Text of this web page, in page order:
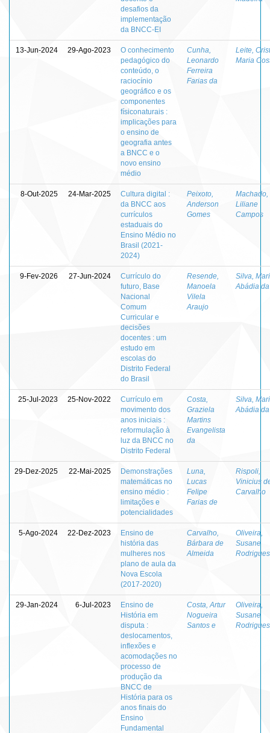
desafios da
implementação
da BNCC-EI
13-Jun-2024 29-Ago-2023
O conhecimento
pedagógico do
conteúdo, o
raciocínio
geográfico e os
componentes
físiconaturais :
implicações para
o ensino de
geografia antes
a BNCC e o
novo ensino
médio
Cunha,
Leonardo
Ferreira
Farias da
Leite,
Maria
8-Out-2025 24-Mar-2025
Cultura digital :
da BNCC aos
currículos
estaduais do
Ensino Médio no
Brasil (2021-
2024)
Peixoto,
Anderson
Gomes
Machado,
Liliane
Campos
9-Fev-2026 27-Jun-2024
Currículo do
futuro, Base
Nacional
Comum
Curricular e
decisões
docentes : um
estudo em
escolas do
Distrito Federal
do Brasil
Resende,
Manoela
Vilela
Araujo
Silva,
Abádia da
25-Jul-2023 25-Nov-2022
Currículo em
movimento dos
anos iniciais :
reformulação à
luz da BNCC no
Distrito Federal
Costa,
Graziela
Martins
Evangelista
da
Silva,
Abádia da
29-Dez-2025 22-Mai-2025
Demonstrações
matemáticas no
ensino médio :
limitações e
potencialidades
Luna,
Lucas
Felipe
Farias de
Rispoli,
Vinicius
Carvalho
5-Ago-2024 22-Dez-2023
Ensino de
história das
mulheres nos
plano de aula da
Nova Escola
(2017-2020)
Carvalho,
Bárbara de
Almeida
Oliveira,
Susane
29-Jan-2024 6-Jul-2023
Ensino de
História em
disputa :
deslocamentos,
inflexões e
acomodações no
processo de
produção da
BNCC de
História para os
anos finais do
Ensino
Fundamental
Costa, Artur
Nogueira
Santos e
Oliveira,
Susane